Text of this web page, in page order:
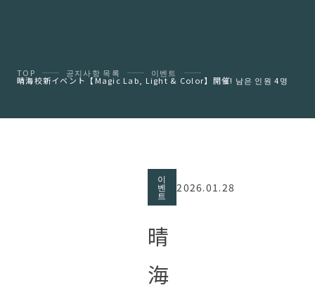
TOP 공지사항 목록 이벤트
晴海校新イベント【Magic Lab, Light & Color】開催! 남은 인원 4명
이
벤
트
2026.01.28
晴
海